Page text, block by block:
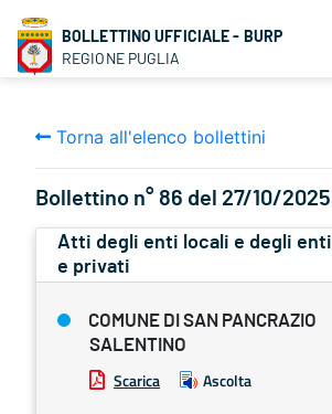
BOLLETTINO UFFICIALE - BURP
REGIONE PUGLIA
Torna all'elenco bollettini
Bollettino n° 86 del 27/10/2025
Atti degli enti locali e degli
e privati
COMUNE DI SAN PANCRAZIO
SALENTINO
Scarica Ascolta